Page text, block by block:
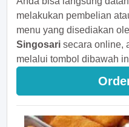
melakukan pembelian
menu yang disediakan
Singosari secara online,
melalui tombol dibawah